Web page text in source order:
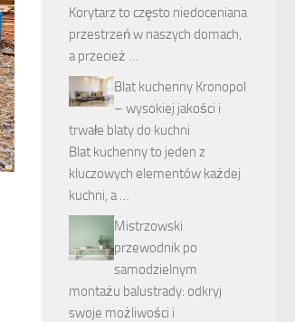
Korytarz to często niedoceniana
przestrzeń w naszych domach,
a przecież …
Blat kuchenny Kronopol
– wysokiej jakości i
trwałe blaty do kuchni
Blat kuchenny to jeden z
kluczowych elementów każdej
kuchni, a …
Mistrzowski
przewodnik po
samodzielnym
montażu balustrady: odkryj
swoje możliwości i